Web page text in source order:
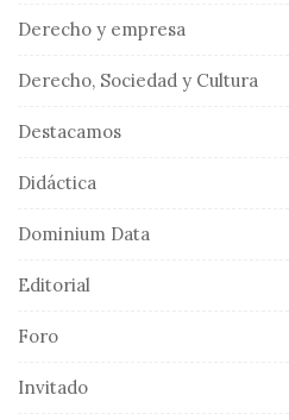
Derecho y empresa
Derecho, Sociedad y Cultura
Destacamos
Didáctica
Dominium Data
Editorial
Foro
Invitado